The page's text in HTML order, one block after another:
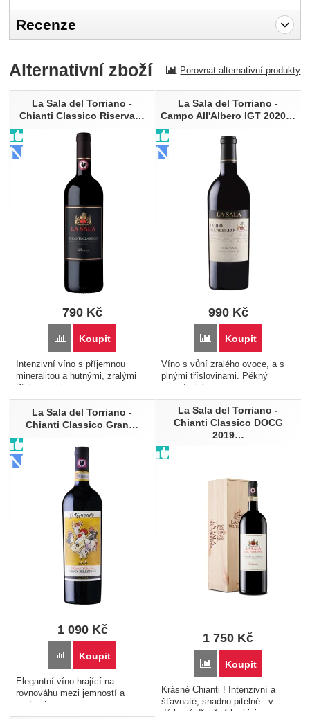
Recenze
Recenze
Nebyla přidána žádná recenze.
Alternativní zboží Porovnat alternativní produkty
La Sala del Torriano -
Chianti Classico Riserva…
790 Kč
Porovnat
Koupit
Intenzivní víno s příjemnou
mineralitou a hutnými, zralými
tříslovinami...
La Sala del Torriano -
Campo All'Albero IGT 2020…
990 Kč
Porovnat
Koupit
Víno s vůní zralého ovoce, a s
plnými tříslovinami. Pěkný
supertoskánec...
La Sala del Torriano -
Chianti Classico Gran…
1 090 Kč
Porovnat
Koupit
Elegantní víno hrající na
rovnováhu mezi jemností a
tvrdostí...
La Sala del Torriano -
Chianti Classico DOCG
2019…
1 750 Kč
Porovnat
Koupit
Krásné Chianti ! Intenzivní a
šťavnaté, snadno pitelné...v
dárkové dřevěné krabici